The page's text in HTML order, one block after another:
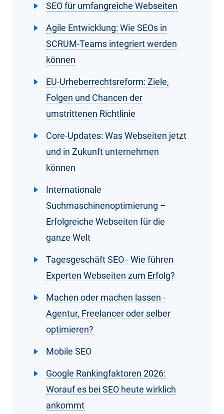
SEO für umfangreiche Webseiten
Agile Entwicklung: Wie SEOs in
SCRUM-Teams integriert werden
können
EU-Urheberrechtsreform: Ziele,
Folgen und Chancen der
umstrittenen Richtlinie
Core-Updates: Was Webseiten jetzt
und in Zukunft unternehmen
können
Internationale
Suchmaschinenoptimierung –
Erfolgreiche Webseiten für die
ganze Welt
Tagesgeschäft SEO - Wie führen
Experten Webseiten zum Erfolg?
Machen oder machen lassen -
Agentur, Freelancer oder selber
optimieren?
Mobile SEO
Google Rankingfaktoren 2026:
Worauf es bei SEO heute wirklich
ankommt